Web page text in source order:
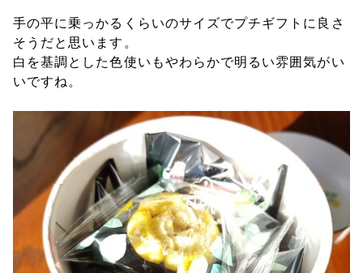
手の平に乗っかるくらいのサイズでプチギフトに良さ
そうだと思います。
白を基調とした色使いもやわらかで明るい雰囲気がい
いですね。